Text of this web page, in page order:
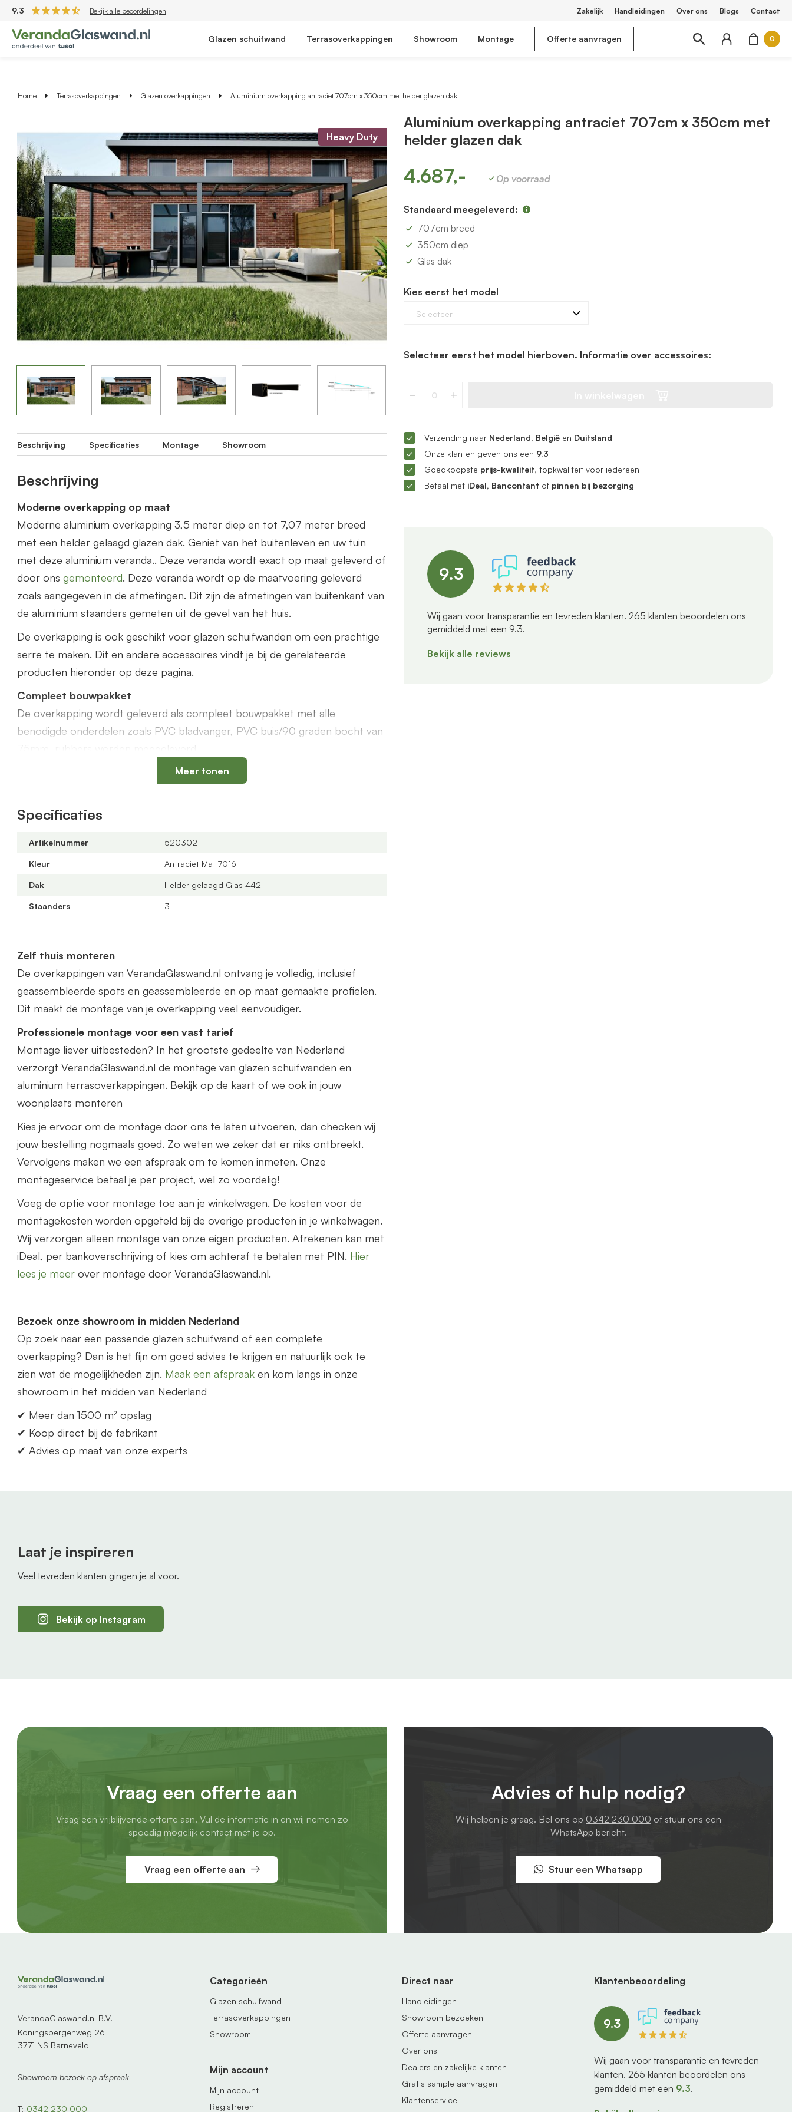
9.3 Bekijk alle beoordelingen Zakelijk Handleidingen Over ons Blogs Contact
Glazen schuifwand Terrasoverkappingen Showroom Montage Offerte aanvragen 0
Home Terrasoverkappingen Glazen overkappingen Aluminium overkapping antraciet 707cm x 350cm met helder glazen dak
Heavy Duty
Beschrijving Specificaties Montage Showroom
Beschrijving
Moderne overkapping op maat
Moderne aluminium overkapping 3,5 meter diep en tot 7,07 meter breed
met een helder gelaagd glazen dak. Geniet van het buitenleven en uw tuin
met deze aluminium veranda.. Deze veranda wordt exact op maat geleverd of
door ons gemonteerd. Deze veranda wordt op de maatvoering geleverd
zoals aangegeven in de afmetingen. Dit zijn de afmetingen van buitenkant van
de aluminium staanders gemeten uit de gevel van het huis.
De overkapping is ook geschikt voor glazen schuifwanden om een prachtige
serre te maken. Dit en andere accessoires vindt je bij de gerelateerde
producten hieronder op deze pagina.
Compleet bouwpakket
De overkapping wordt geleverd als compleet bouwpakket met alle
benodigde onderdelen zoals PVC bladvanger, PVC buis/90 graden bocht van
veranda kunnen wij gratis op maat leveren. Zowel in de breedte als diepte.
Het beste vraagt u dan een offerte aan.
Meer tonen
Specificaties
Artikelnummer 520302
Kleur Antraciet Mat 7016
Dak Helder gelaagd Glas 442
Staanders 3
Zelf thuis monteren
De overkappingen van VerandaGlaswand.nl ontvang je volledig, inclusief
geassembleerde spots en geassembleerde en op maat gemaakte profielen.
Dit maakt de montage van je overkapping veel eenvoudiger.
Professionele montage voor een vast tarief
Montage liever uitbesteden? In het grootste gedeelte van Nederland
verzorgt VerandaGlaswand.nl de montage van glazen schuifwanden en
aluminium terrasoverkappingen. Bekijk op de kaart of we ook in jouw
woonplaats monteren
Kies je ervoor om de montage door ons te laten uitvoeren, dan checken wij
jouw bestelling nogmaals goed. Zo weten we zeker dat er niks ontbreekt.
Vervolgens maken we een afspraak om te komen inmeten. Onze
montageservice betaal je per project, wel zo voordelig!
Voeg de optie voor montage toe aan je winkelwagen. De kosten voor de
montagekosten worden opgeteld bij de overige producten in je winkelwagen.
Wij verzorgen alleen montage van onze eigen producten. Afrekenen kan met
iDeal, per bankoverschrijving of kies om achteraf te betalen met PIN. Hier
lees je meer over montage door VerandaGlaswand.nl.
Bezoek onze showroom in midden Nederland
Op zoek naar een passende glazen schuifwand of een complete
overkapping? Dan is het fijn om goed advies te krijgen en natuurlijk ook te
zien wat de mogelijkheden zijn. Maak een afspraak en kom langs in onze
showroom in het midden van Nederland
✔ Meer dan 1500 m² opslag
✔ Koop direct bij de fabrikant
✔ Advies op maat van onze experts
Aluminium overkapping antraciet 707cm x 350cm met
helder glazen dak
4.687,- Op voorraad
Standaard meegeleverd:
707cm breed
350cm diep
Glas dak
Kies eerst het model
Selecteer
Selecteer eerst het model hierboven. Informatie over accessoires:
Verzending naar Nederland, België en Duitsland
Onze klanten geven ons een 9.3
Goedkoopste prijs-kwaliteit, topkwaliteit voor iedereen
Betaal met iDeal, Bancontant of pinnen bij bezorging
9.3
Wij gaan voor transparantie en tevreden klanten. 265 klanten beoordelen ons
gemiddeld met een 9.3.
Bekijk alle reviews
Laat je inspireren
Veel tevreden klanten gingen je al voor.
Bekijk op Instagram
Vraag een offerte aan
Vraag een vrijblijvende offerte aan. Vul de informatie in en wij nemen zo
spoedig mogelijk contact met je op.
Vraag een offerte aan
Advies of hulp nodig?
Wij helpen je graag. Bel ons op 0342 230 000 of stuur ons een
WhatsApp bericht.
Stuur een Whatsapp
VerandaGlaswand.nl B.V.
Koningsbergenweg 26
3771 NS Barneveld
Showroom bezoek op afspraak
T: 0342 230 000
Categorieën
Glazen schuifwand
Terrasoverkappingen
Showroom
Mijn account
Mijn account
Registreren
Direct naar
Handleidingen
Showroom bezoeken
Offerte aanvragen
Over ons
Dealers en zakelijke klanten
Gratis sample aanvragen
Klantenservice
Klantenbeoordeling
9.3
Wij gaan voor transparantie en tevreden
klanten. 265 klanten beoordelen ons
gemiddeld met een 9.3.